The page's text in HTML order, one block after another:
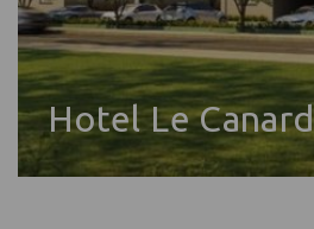
Hotel Le